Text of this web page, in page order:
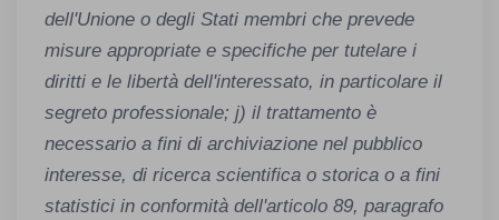
dell'Unione o degli Stati membri che prevede
misure appropriate e specifiche per tutelare i
diritti e le libertà dell'interessato, in particolare il
segreto professionale; j) il trattamento è
necessario a fini di archiviazione nel pubblico
interesse, di ricerca scientifica o storica o a fini
statistici in conformità dell'articolo 89, paragrafo